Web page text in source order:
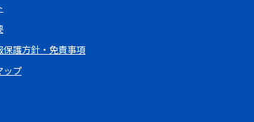
保護方針・免責事項
ップ